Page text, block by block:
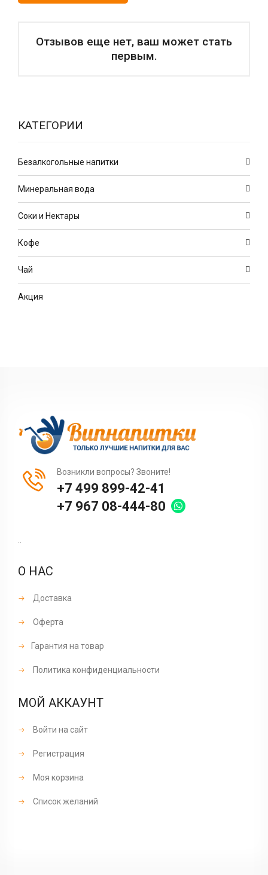
Отзывов еще нет, ваш может стать
первым.
КАТЕГОРИИ
Безалкогольные напитки
Минеральная вода
Соки и Нектары
Кофе
Чай
Акция
Возникли вопросы? Звоните!
+7 499 899-42-41
+7 967 08-444-80
..
О НАС
Доставка
Оферта
Гарантия на товар
Политика конфиденциальности
МОЙ АККАУНТ
Войти на сайт
Регистрация
Моя корзина
Список желаний